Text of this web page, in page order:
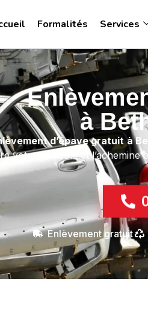
Formalités Services
à
d’épave gratuit à
votre véhicule et
Enlèvement gratuit